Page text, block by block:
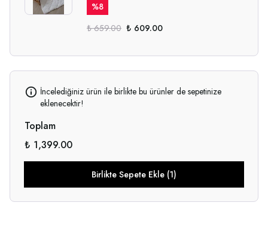
%8
₺ 659.00 ₺ 609.00
İncelediğiniz ürün ile birlikte bu ürünler de sepetinize
eklenecektir!
Toplam
₺ 1,399.00
Birlikte Sepete Ekle (1)